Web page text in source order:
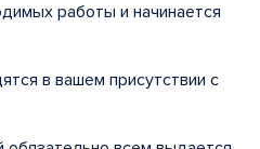
работы и начинается
в вашем присутствии с